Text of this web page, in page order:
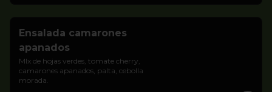
Ensalada camarones
apanados
MIx de hojas verdes, tomate cherry,
camarones apanados, palta, cebolla
morada.